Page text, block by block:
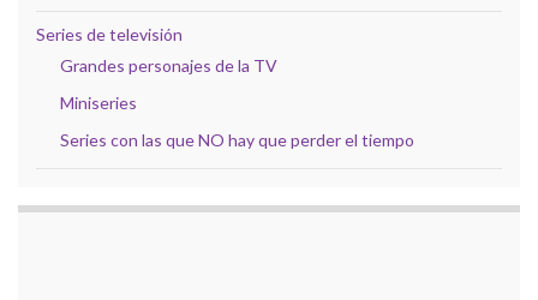
Series de televisión
Grandes personajes de la TV
Miniseries
Series con las que NO hay que perder el tiempo